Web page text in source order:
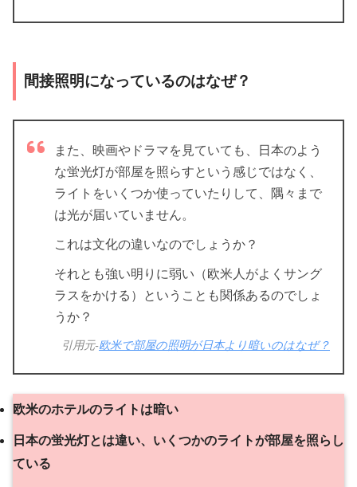
間接照明になっているのはなぜ？
また、映画やドラマを見ていても、日本のよう
な蛍光灯が部屋を照らすという感じではなく、
ライトをいくつか使っていたりして、隅々まで
は光が届いていません。
これは文化の違いなのでしょうか？
それとも強い明りに弱い（欧米人がよくサング
ラスをかける）ということも関係あるのでしょ
うか？
引用元-欧米で部屋の照明が日本より暗いのはなぜ？
欧米のホテルのライトは暗い
日本の蛍光灯とは違い、いくつかのライトが部屋を照らし
ている